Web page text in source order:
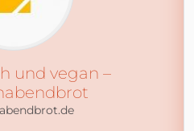
und vegan –